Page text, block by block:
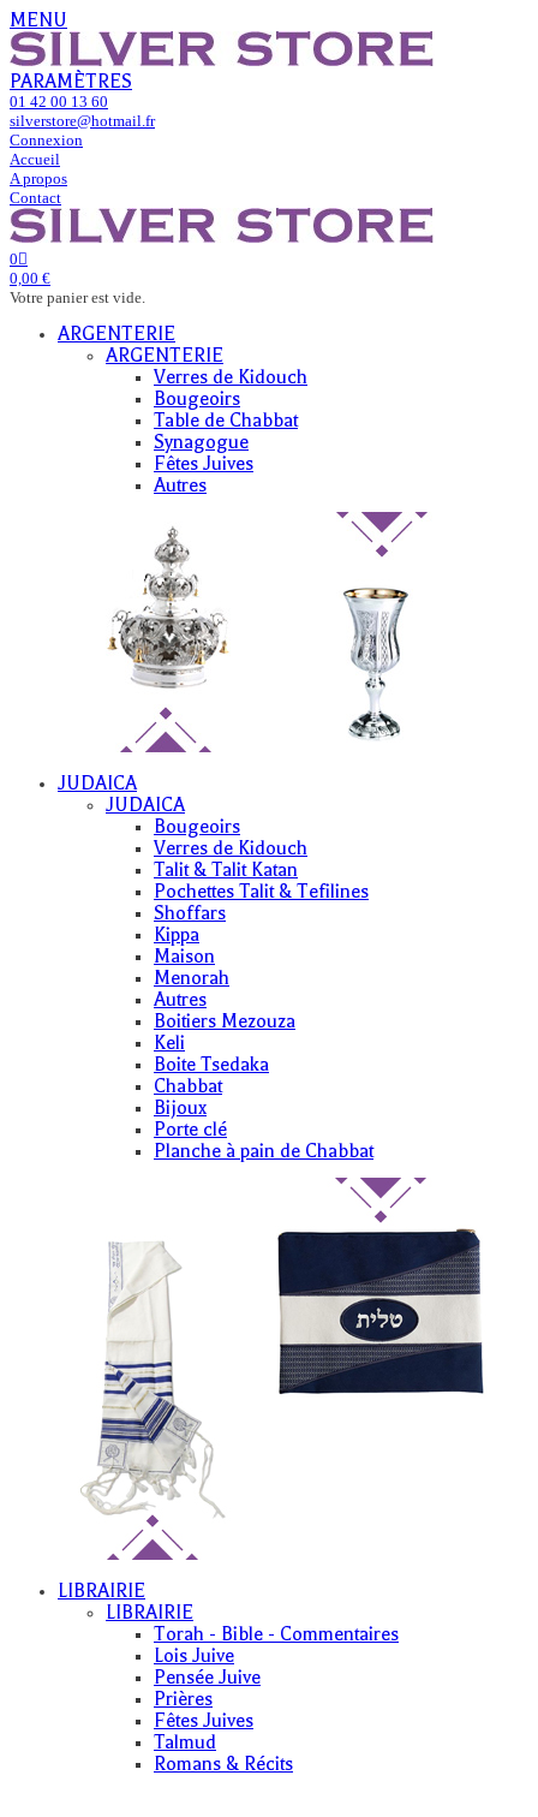
MENU
PARAMÈTRES
01 42 00 13 60
silverstore@hotmail.fr
Connexion
Accueil
A propos
Contact
0
0,00 €
Votre panier est vide.
ARGENTERIE
ARGENTERIE
Verres de Kidouch
Bougeoirs
Table de Chabbat
Synagogue
Fêtes Juives
Autres
JUDAICA
JUDAICA
Bougeoirs
Verres de Kidouch
Talit & Talit Katan
Pochettes Talit & Tefilines
Shoffars
Kippa
Maison
Menorah
Autres
Boitiers Mezouza
Keli
Boite Tsedaka
Chabbat
Bijoux
Porte clé
Planche à pain de Chabbat
LIBRAIRIE
LIBRAIRIE
Torah - Bible - Commentaires
Lois Juive
Pensée Juive
Prières
Fêtes Juives
Talmud
Romans & Récits